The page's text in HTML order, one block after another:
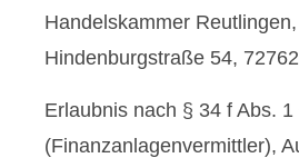
Handelskammer Reutlingen,
Hindenburgstraße 54,
Erlaubnis nach § 34 f Abs.
(Finanzanlagenvermittler),